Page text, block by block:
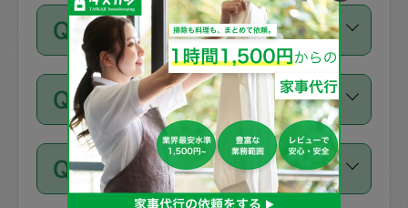
依頼1回につき3時間固定です。3時間を
超えて依頼したい場合は、延長機能をご
利用ください。機能をご利用いただくに
は、タスカジさんに事前に相談し、合意
の上事前申請することが必要です。な
お、3時間を下回っても、値引き等はござ
いません。
価格はどうやって決まっていますか？
11種類の価格帯の中からタスカジさん自
身が価格を選んで設定しています。
タスカジさんの価格設定には最初は制限
があり、レビュー件数、レビューの平均
値、などで除々に設定可能な最高額が上
がっていく仕組みになっています。
支払い方法を教えてください
お支払方法はクレジットカード（Visa／
Master／JCB／AMERICAN EXPRESS／
Diners Club）のみとなります。
同じタスカジさんに定期的にお願いする場
合はお得になる？